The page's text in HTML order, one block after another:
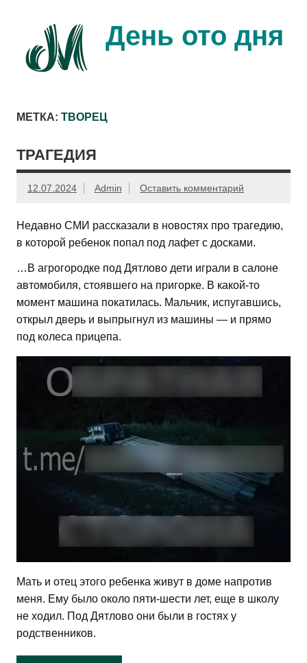
содержимому
День ото дня
МЕТКА: ТВОРЕЦ
ТРАГЕДИЯ
12.07.2024 Admin Оставить комментарий
Недавно СМИ рассказали в новостях про трагедию,
в которой ребенок попал под лафет с досками.
…В агрогородке под Дятлово дети играли в салоне
автомобиля, стоявшего на пригорке. В какой-то
момент машина покатилась. Мальчик, испугавшись,
открыл дверь и выпрыгнул из машины — и прямо
под колеса прицепа.
Мать и отец этого ребенка живут в доме напротив
меня. Ему было около пяти-шести лет, еще в школу
не ходил. Под Дятлово они были в гостях у
родственников.